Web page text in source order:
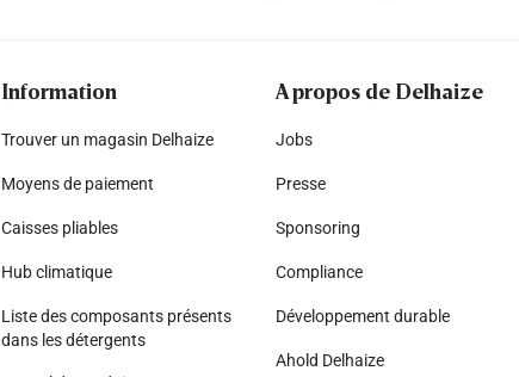
Information
Trouver un magasin Delhaize
Moyens de paiement
Caisses pliables
Hub climatique
Liste des composants présents
dans les détergents
A propos de Delhaize
Jobs
Presse
Sponsoring
Compliance
Développement durable
Ahold Delhaize